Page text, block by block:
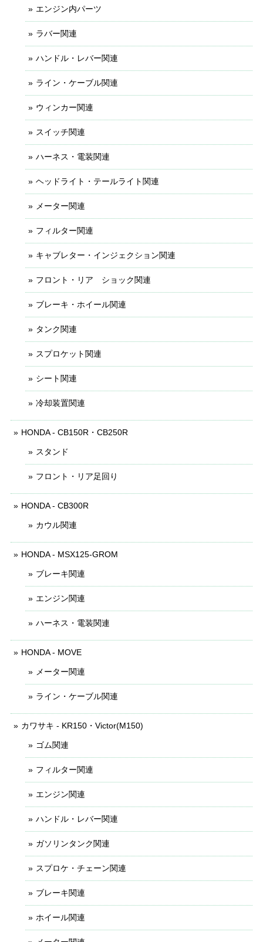
エンジン内パーツ
ラバー関連
ハンドル・レバー関連
ライン・ケーブル関連
ウィンカー関連
スイッチ関連
ハーネス・電装関連
ヘッドライト・テールライト関連
メーター関連
フィルター関連
キャブレター・インジェクション関連
フロント・リア ショック関連
ブレーキ・ホイール関連
タンク関連
スプロケット関連
シート関連
冷却装置関連
HONDA - CB150R・CB250R
スタンド
フロント・リア足回り
HONDA - CB300R
カウル関連
HONDA - MSX125-GROM
ブレーキ関連
エンジン関連
ハーネス・電装関連
HONDA - MOVE
メーター関連
ライン・ケーブル関連
カワサキ - KR150・Victor(M150)
ゴム関連
フィルター関連
エンジン関連
ハンドル・レバー関連
ガソリンタンク関連
スプロケ・チェーン関連
ブレーキ関連
ホイール関連